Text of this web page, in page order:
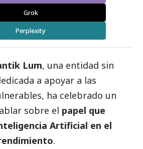
Grok
Perplexity
Lum, una entidad sin
a apoyar a las
ha celebrado un
sobre el papel que
Artificial en el
.